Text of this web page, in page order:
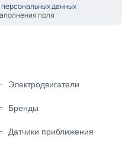
персональных данных
поля
Электродвигатели
Бренды
Датчики приближения